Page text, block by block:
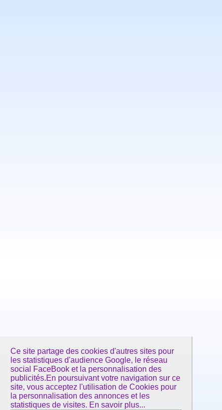
Ce site partage des cookies d'autres sites pour
les statistiques d'audience Google, le réseau
social FaceBook et la personnalisation des
publicités.En poursuivant votre navigation sur ce
site, vous acceptez l'utilisation de Cookies pour
la personnalisation des annonces et les
statistiques de visites. En savoir plus...